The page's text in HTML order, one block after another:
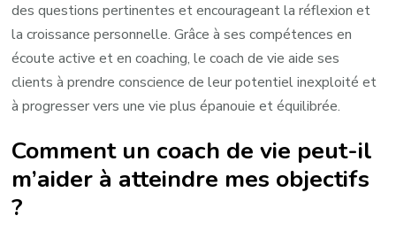
des questions pertinentes et encourageant la réflexion et
la croissance personnelle. Grâce à ses compétences en
écoute active et en coaching, le coach de vie aide ses
clients à prendre conscience de leur potentiel inexploité et
à progresser vers une vie plus épanouie et équilibrée.
Comment un coach de vie peut-il
m’aider à atteindre mes objectifs
?